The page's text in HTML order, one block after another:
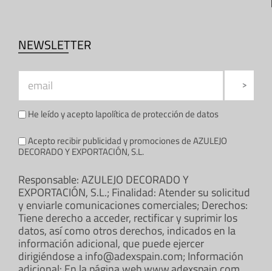
NEWSLETTER
He leído y acepto lapolítica de protección de datos
Acepto recibir publicidad y promociones de AZULEJO
DECORADO Y EXPORTACIÓN, S.L.
Responsable: AZULEJO DECORADO Y
EXPORTACIÓN, S.L.; Finalidad: Atender su solicitud
y enviarle comunicaciones comerciales; Derechos:
Tiene derecho a acceder, rectificar y suprimir los
datos, así como otros derechos, indicados en la
información adicional, que puede ejercer
dirigiéndose a info@adexspain.com; Información